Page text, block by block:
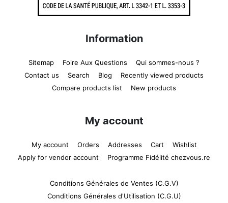
Information
Sitemap Foire Aux Questions
Qui sommes-nous ?
Contact us
Search Blog
Recently viewed products
Compare products list
New products
My account
My account Orders Addresses Cart
Wishlist
Apply for vendor account
Programme Fidélité chezvous.re
Conditions Générales de Ventes (C.G.V)
Conditions Générales d'Utilisation (C.G.U)